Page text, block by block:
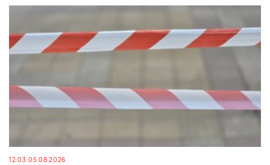
12:03 05.08.2026